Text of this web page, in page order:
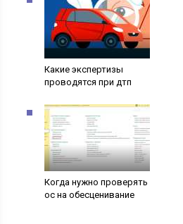
Какие экспертизы
проводятся при дтп
Когда нужно проверять
ос на обесценивание